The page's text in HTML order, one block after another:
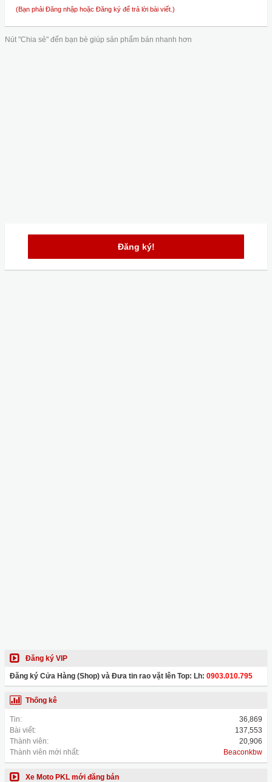
(Bạn phải Đăng nhập hoặc Đăng ký để trả lời bài viết.)
Nút "Chia sẻ" đến bạn bè giúp sản phẩm bán nhanh hơn
Đăng ký!
Đăng ký VIP
Đăng ký Cửa Hàng (Shop) và Đưa tin rao vặt lên Top: Lh: 0903.010.795
Thống kê
Tin:
36,869
Bài viết:
137,553
Thành viên:
20,906
Thành viên mới nhất:
Beaconkbw
Xe Moto PKL mới đăng bán